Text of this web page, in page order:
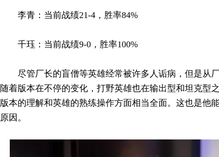
李青：当前战绩21-4，胜率84%
千珏：当前战绩9-0，胜率100%
尽管厂长的盲僧等英雄经常被许多人诟病，但是从
随着版本在不停的变化，打野英雄也在输出型和坦克型
版本的理解和英雄的熟练操作方面相当全面。这也是他
原因。